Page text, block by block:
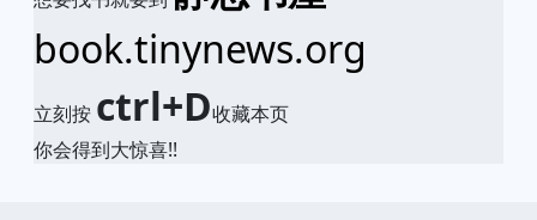
book.tinynews.org
立刻按 ctrl+D收藏本页
你会得到大惊喜!!